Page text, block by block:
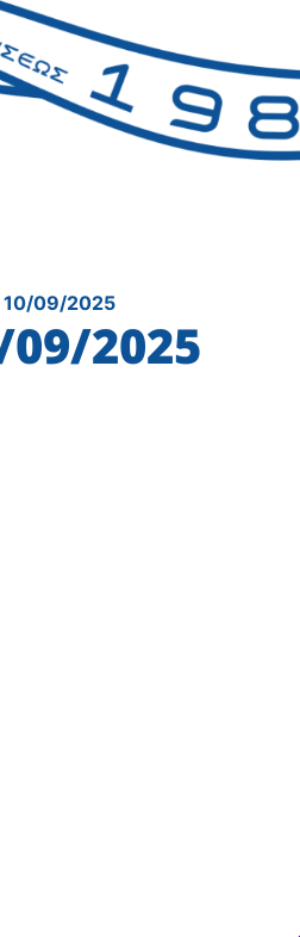
09/2025
2025